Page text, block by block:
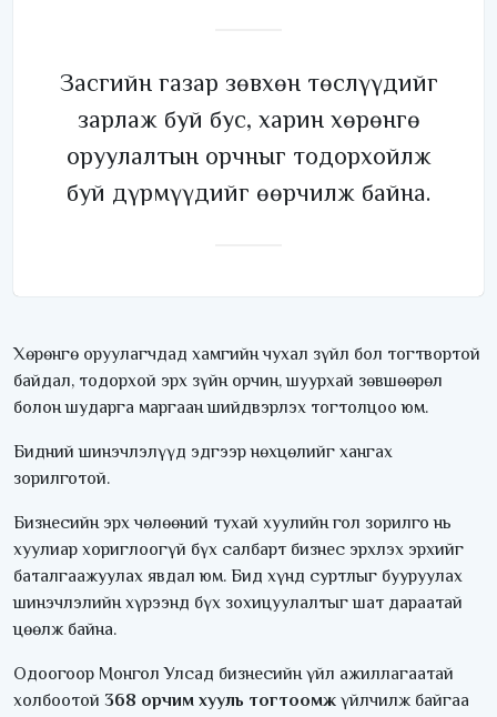
Засгийн газар зөвхөн төслүүдийг
зарлаж буй бус, харин хөрөнгө
оруулалтын орчныг тодорхойлж
буй дүрмүүдийг өөрчилж байна.
Хөрөнгө оруулагчдад хамгийн чухал зүйл бол тогтвортой
байдал, тодорхой эрх зүйн орчин, шуурхай зөвшөөрөл
болон шударга маргаан шийдвэрлэх тогтолцоо юм.
Бидний шинэчлэлүүд эдгээр нөхцөлийг хангах
зорилготой.
Бизнесийн эрх чөлөөний тухай хуулийн гол зорилго нь
хуулиар хориглоогүй бүх салбарт бизнес эрхлэх эрхийг
баталгаажуулах явдал юм. Бид хүнд суртлыг бууруулах
шинэчлэлийн хүрээнд бүх зохицуулалтыг шат дараатай
цөөлж байна.
Одоогоор Монгол Улсад бизнесийн үйл ажиллагаатай
холбоотой 368 орчим хууль тогтоомж үйлчилж байгаа